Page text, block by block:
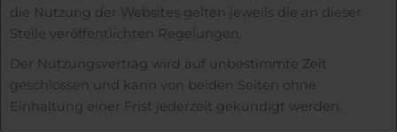
die Nutzung der Websites gelten jeweils die an dieser
Stelle veröffentlichten Regelungen.
Der Nutzungsvertrag wird auf unbestimmte Zeit
geschlossen und kann von beiden Seiten ohne
Einhaltung einer Frist jederzeit gekündigt werden.